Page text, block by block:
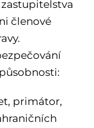
členové
primátor,